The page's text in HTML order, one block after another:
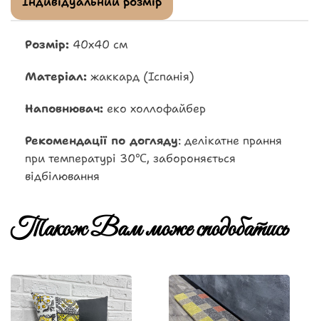
Розмір: 40х40 см
Матеріал: жаккард (Іспанія)
Наповнювач: еко холлофайбер
Рекомендації по догляду: делікатне прання
при температурі 30℃, забороняється
відбілювання
Також Вам може сподобатись